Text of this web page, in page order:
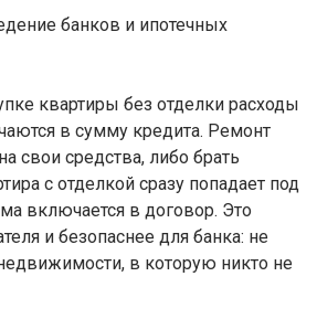
банков и ипотечных
квартиры без отделки расходы
в сумму кредита. Ремонт
свои средства, либо брать
с отделкой сразу попадает под
включается в договор. Это
и безопаснее для банка: не
в которую никто не